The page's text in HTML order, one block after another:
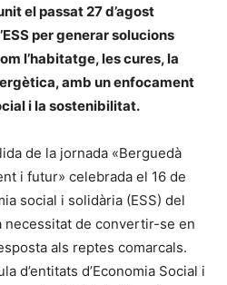
el passat 27 d’agost
per generar solucions
l’habitatge, les cures, la
amb un enfocament
i la sostenibilitat.
de la jornada «Berguedà
i futur» celebrada el 16 de
social i solidària (ESS) del
necessitat de convertir-se en
als reptes comarcals.
d’entitats d’Economia Social i